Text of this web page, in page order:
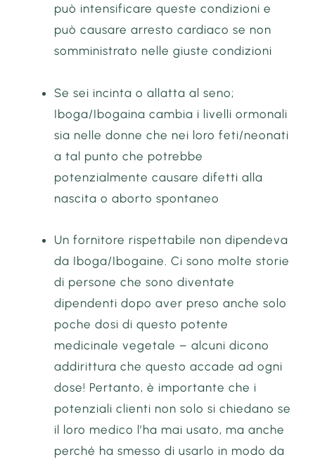
può intensificare queste condizioni e
può causare arresto cardiaco se non
somministrato nelle giuste condizioni
Se sei incinta o allatta al seno;
Iboga/Ibogaina cambia i livelli ormonali
sia nelle donne che nei loro feti/neonati
a tal punto che potrebbe
potenzialmente causare difetti alla
nascita o aborto spontaneo
Un fornitore rispettabile non dipendeva
da Iboga/Ibogaine. Ci sono molte storie
di persone che sono diventate
dipendenti dopo aver preso anche solo
poche dosi di questo potente
medicinale vegetale – alcuni dicono
addirittura che questo accade ad ogni
dose! Pertanto, è importante che i
potenziali clienti non solo si chiedano se
il loro medico l’ha mai usato, ma anche
perché ha smesso di usarlo in modo da